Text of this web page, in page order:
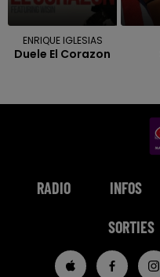
ENRIQUE IGLESIAS
Duele El Corazon
RADIO INFOS
SORTIES